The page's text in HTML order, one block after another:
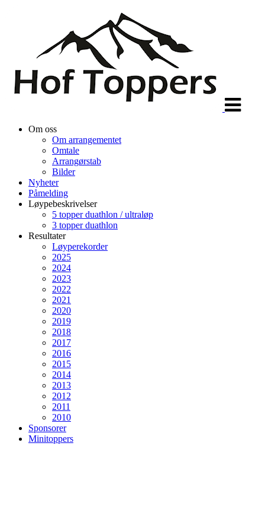
Om oss
Om arrangementet
Omtale
Arrangørstab
Bilder
Nyheter
Påmelding
Løypebeskrivelser
5 topper duathlon / ultraløp
3 topper duathlon
Resultater
Løyperekorder
2025
2024
2023
2022
2021
2020
2019
2018
2017
2016
2015
2014
2013
2012
2011
2010
Sponsorer
Minitoppers